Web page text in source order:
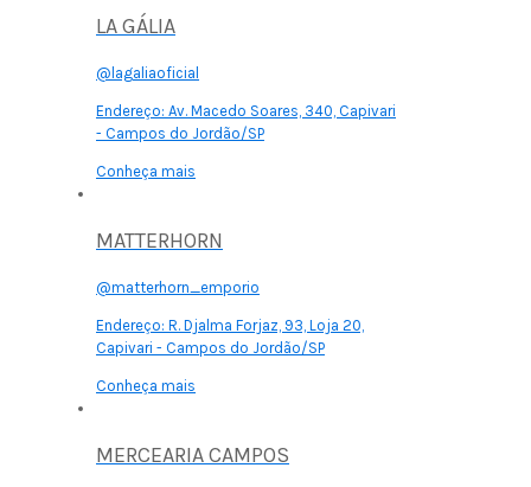
LA GÁLIA
@lagaliaoficial
Endereço: Av. Macedo Soares, 340, Capivari
- Campos do Jordão/SP
Conheça mais
MATTERHORN
@matterhorn_emporio
Endereço: R. Djalma Forjaz, 93, Loja 20,
Capivari - Campos do Jordão/SP
Conheça mais
MERCEARIA CAMPOS